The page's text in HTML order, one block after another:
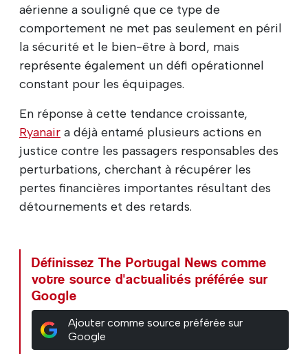
aérienne a souligné que ce type de
comportement ne met pas seulement en péril
la sécurité et le bien-être à bord, mais
représente également un défi opérationnel
constant pour les équipages.
En réponse à cette tendance croissante,
Ryanair a déjà entamé plusieurs actions en
justice contre les passagers responsables des
perturbations, cherchant à récupérer les
pertes financières importantes résultant des
détournements et des retards.
Définissez The Portugal News comme
votre source d'actualités préférée sur
Google
Ajouter comme source préférée sur
Google